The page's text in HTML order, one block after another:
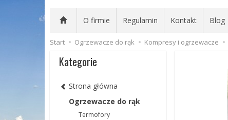
O firmie Regulamin Kontakt Blog
Start Ogrzewacze do rąk Kompresy i ogrzewacze
Kategorie
Strona główna
Ogrzewacze do rąk
Termofory